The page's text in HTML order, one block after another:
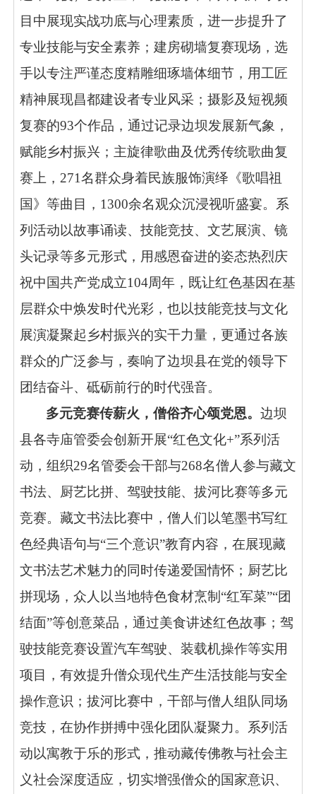
目中展现实战功底与心理素质，进一步提升了
专业技能与安全素养；建房砌墙复赛现场，选
手以专注严谨态度精雕细琢墙体细节，用工匠
精神展现昌都建设者专业风采；摄影及短视频
复赛的93个作品，通过记录边坝发展新气象，
赋能乡村振兴；主旋律歌曲及优秀传统歌曲复
赛上，271名群众身着民族服饰演绎《歌唱祖
国》等曲目，1300余名观众沉浸视听盛宴。系
列活动以故事诵读、技能竞技、文艺展演、镜
头记录等多元形式，用感恩奋进的姿态热烈庆
祝中国共产党成立104周年，既让红色基因在基
层群众中焕发时代光彩，也以技能竞技与文化
展演凝聚起乡村振兴的实干力量，更通过各族
群众的广泛参与，奏响了边坝县在党的领导下
团结奋斗、砥砺前行的时代强音。
多元竞赛传薪火，僧俗齐心颂党恩。边坝
县各寺庙管委会创新开展“红色文化+”系列活
动，组织29名管委会干部与268名僧人参与藏文
书法、厨艺比拼、驾驶技能、拔河比赛等多元
竞赛。藏文书法比赛中，僧人们以笔墨书写红
色经典语句与“三个意识”教育内容，在展现藏
文书法艺术魅力的同时传递爱国情怀；厨艺比
拼现场，众人以当地特色食材烹制“红军菜”“团
结面”等创意菜品，通过美食讲述红色故事；驾
驶技能竞赛设置汽车驾驶、装载机操作等实用
项目，有效提升僧众现代生产生活技能与安全
操作意识；拔河比赛中，干部与僧人组队同场
竞技，在协作拼搏中强化团队凝聚力。系列活
动以寓教于乐的形式，推动藏传佛教与社会主
义社会深度适应，切实增强僧众的国家意识、